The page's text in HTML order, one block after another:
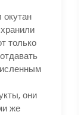
только
они
же